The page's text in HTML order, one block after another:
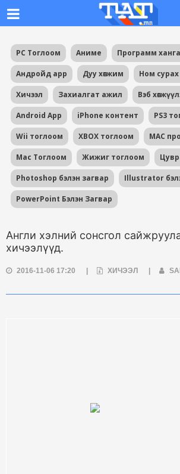
PC Тоглоом Аниме Программ
Андройд app Дуу хөгжим Ном
Хичээл Захиалгат ажил Вэб
Android App iPhone контент PS3
Wii тоглоом XBOX тоглоом MAC
Mac Тоглоом Жижиг тоглоом
Photoshop бэлэн загвар Illustrator
PowerPoint Бэлэн Загвар
Англи хэлний сонсгол
хичээлүүд.
2016-11-06 17:20 ХИЧЭЭЛ